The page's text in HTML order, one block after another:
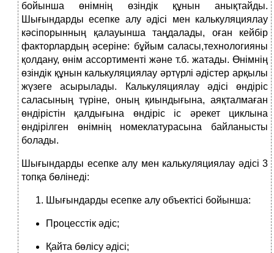
бойынша өнімнің өзіндік құнын анықтайды.
Шығындарды есепке алу әдісі мен калькуляциялау
кәсіпорынның қалауынша таңдалады, оған кейбір
факторлардың әсеріне: бұйым саласы,технологияны
қолдану, өнім ассортименті және т.б. жатады. Өнімнің
өзіндік құнын калькуляциялау әртүрлі әдістер арқылы
жүзеге асырылады. Калькуляциялау әдісі өндіріс
саласының түріне, оның қиындығына, аяқталмаған
өндірістін қалдығына өндіріс іс әрекет циклына
өндірілген өнімнің номеклатурасына байланысты
болады.
Шығындарды есепке алу мен калькуляциялау әдісі 3
топқа бөлінеді:
Шығындарды есепке алу объектісі бойынша:
Процесстік әдіс;
Қайта бөлісу әдісі;